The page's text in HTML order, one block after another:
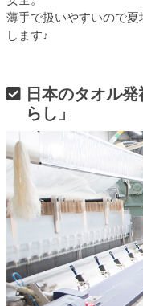
薄手で扱いやすいので
します♪
日本のタオル
らし」